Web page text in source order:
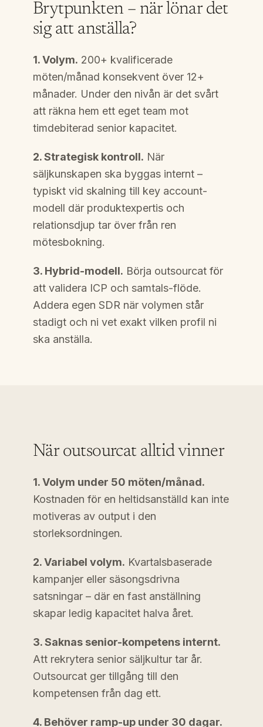
Brytpunkten – när lönar det
sig att anställa?
1. Volym. 200+ kvalificerade
möten/månad konsekvent över 12+
månader. Under den nivån är det svårt
att räkna hem ett eget team mot
timdebiterad senior kapacitet.
2. Strategisk kontroll. När
säljkunskapen ska byggas internt –
typiskt vid skalning till key account-
modell där produktexpertis och
relationsdjup tar över från ren
mötesbokning.
3. Hybrid-modell. Börja outsourcat för
att validera ICP och samtals-flöde.
Addera egen SDR när volymen står
stadigt och ni vet exakt vilken profil ni
ska anställa.
När outsourcat alltid vinner
1. Volym under 50 möten/månad.
Kostnaden för en heltidsanställd kan inte
motiveras av output i den
storleksordningen.
2. Variabel volym. Kvartalsbaserade
kampanjer eller säsongsdrivna
satsningar – där en fast anställning
skapar ledig kapacitet halva året.
3. Saknas senior-kompetens internt.
Att rekrytera senior säljkultur tar år.
Outsourcat ger tillgång till den
kompetensen från dag ett.
4. Behöver ramp-up under 30 dagar.